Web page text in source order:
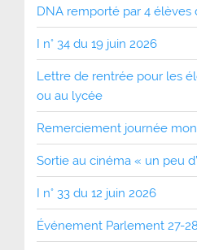
DNA remporté par 4 élèves
I n° 34 du 19 juin 2026
Lettre de rentrée pour les
ou au lycée
Remerciement journée
Sortie au cinéma « un peu
I n° 33 du 12 juin 2026
Événement Parlement 27-